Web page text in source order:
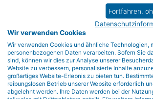
Psychodrama und Soziometrie, 17(1), 159-
org/10.1007/s11620-017-0429-2
Aas, B., Schiepek, G., Stöger-Schmidinger,
Goditsch, H. (2018). Psychodrama für
ausgeprägten strukturellen Störungen im
Anwendung, Forschung und Validierung
Psychodramafragebogens. Zeitschrift für
Soziometrie, 17(2), 319-331. doi: org/
0448-7
Fortfahren,
Wir verwenden Cookies
Wir verwenden Cookies und ähnliche Technologien,
personenbezogenen Daten verarbeiten. Sofern Sie
sind, können wir dies zur Analyse unserer
Website zu verbessern, personalisierte Inhalte
großartiges Website-Erlebnis zu bieten tun.
reibungslosen Betrieb unserer Website erforderlich
abgelehnt werden. Ihre Daten werden bei der